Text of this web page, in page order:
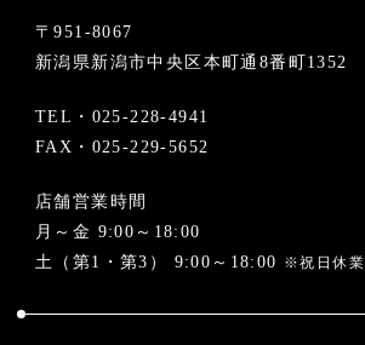
〒951-8067
新潟県新潟市中央区本町通8番町1352
TEL・ 025-228-4941
FAX・025-229-5652
店舗営業時間
月～金 9:00～18:00
土（第1・第3） 9:00～18:00 ※祝日休業